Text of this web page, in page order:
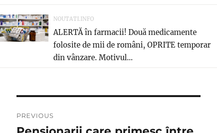
NOUTATI.INFO
ALERTĂ în farmacii! Două medicamente
folosite de mii de români, OPRITE temporar
din vânzare. Motivul...
în
PREVIOUS
Previous